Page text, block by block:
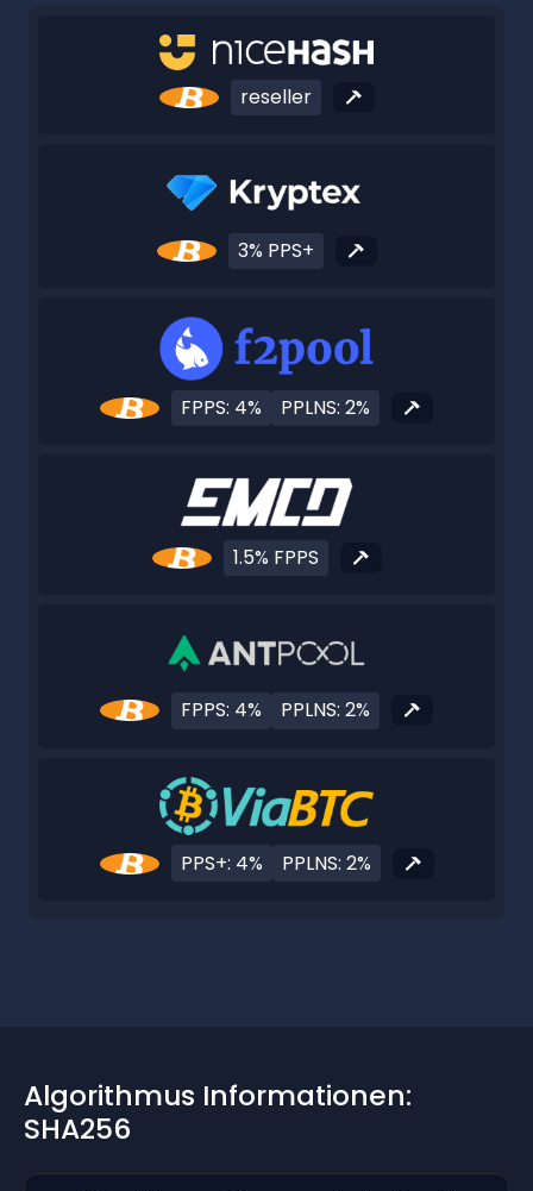
reseller
3% PPS+
FPPS: 4% PPLNS: 2%
1.5% FPPS
FPPS: 4% PPLNS: 2%
PPS+: 4% PPLNS: 2%
Algorithmus Informationen:
SHA256